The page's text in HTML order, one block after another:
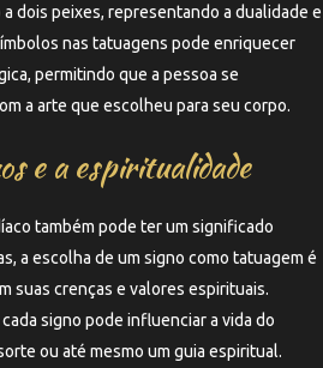
dois peixes, representando a dualidade e
nas tatuagens pode enriquecer
permitindo que a pessoa se
a arte que escolheu para seu corpo.
e a espiritualidade
também pode ter um significado
a escolha de um signo como tatuagem é
suas crenças e valores espirituais.
signo pode influenciar a vida do
ou até mesmo um guia espiritual.